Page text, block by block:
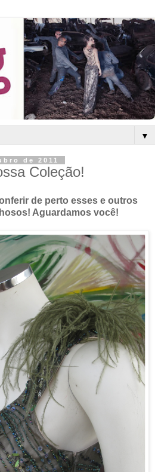
▼
de 2011
Coleção!
de perto esses e outros
Aguardamos você!